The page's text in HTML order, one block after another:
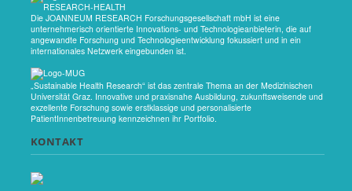
Die JOANNEUM RESEARCH Forschungsgesellschaft mbH ist eine
unternehmerisch orientierte Innovations- und Technologieanbieterin, die auf
angewandte Forschung und Technologieentwicklung fokussiert und in ein
internationales Netzwerk eingebunden ist.
„Sustainable Health Research“ ist das zentrale Thema an der Medizinischen
Universität Graz. Innovative und praxisnahe Ausbildung, zukunftsweisende und
exzellente Forschung sowie erstklassige und personalisierte
PatientInnenbetreuung kennzeichnen ihr Portfolio.
KONTAKT